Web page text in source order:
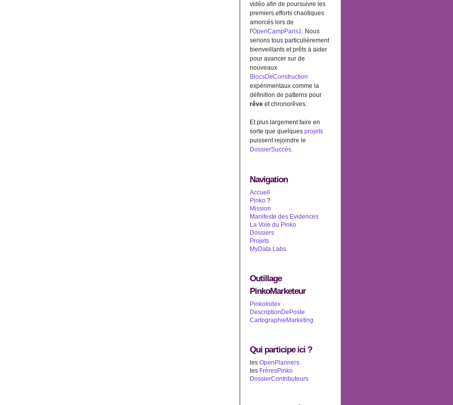
vidéo afin de poursuivre les
premiers efforts chaotiques
amorcés lors de
l'OpenCampParis1. Nous
serions tous particulièrement
bienveillants et prêts à aider
pour avancer sur de
nouveaux
BlocsDeConstruction
expérimentaux comme la
définition de patterns pour
rêve et chronorêves.
Et plus largement faire en
sorte que quelques projets
puissent rejoindre le
DossierSuccès.
Navigation
Accueil
Pinko ?
Mission
Manifeste des Evidences
La Voie du Pinko
Dossiers
Projets
MyData Labs
Outillage
PinkoMarketeur
PinkoIndex
DescriptionDePoste
CartographieMarketing
Qui participe ici ?
les OpenPlanners
les FrèresPinko
DossierContributeurs